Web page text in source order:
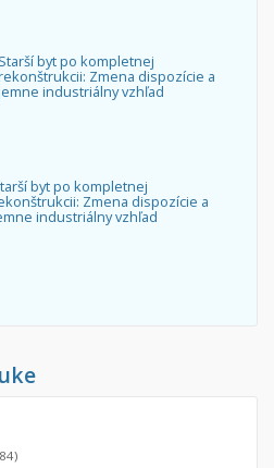
Starší byt po kompletnej
Zmena dispozície a
industriálny vzhľad
byt po kompletnej
Zmena dispozície a
industriálny vzhľad